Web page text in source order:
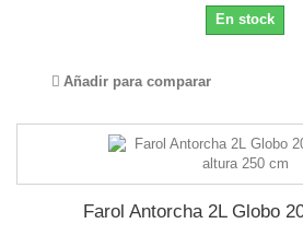
En stock
Añadir para comparar
Farol Antorcha 2L Globo